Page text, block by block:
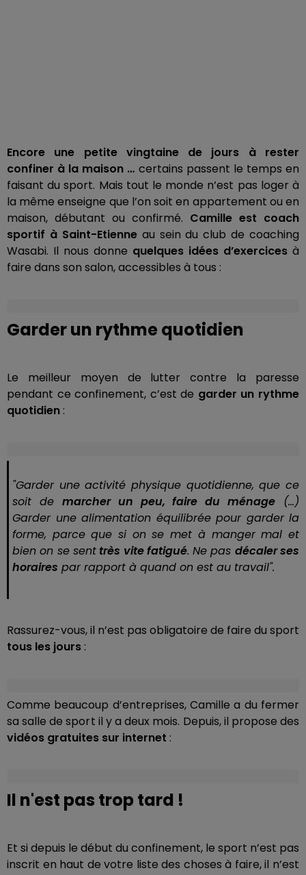
Encore une petite vingtaine de jours à rester
confiner à la maison … certains passent le temps en
faisant du sport. Mais tout le monde n’est pas loger à
la même enseigne que l’on soit en appartement ou en
maison, débutant ou confirmé. Camille est coach
sportif à Saint-Etienneau sein du club de coaching
Wasabi. Il nous donne quelques idées d’exercices à
faire dans son salon, accessibles à tous :
Garder un rythme quotidien
Le meilleur moyen de lutter contre la paresse
pendant ce confinement, c’est de garder un rythme
quotidien :
"Garder une activité physique quotidienne, que ce
soit de marcher un peu, faire du ménage (…)
Garder une alimentation équilibrée pour garder la
forme, parce que si on se met à manger mal et
bien on se senttrès vite fatigué. Ne pas décaler ses
horaires par rapport à quand on est au travail".
Rassurez-vous, il n’est pas obligatoire de faire du sport
tous les jours :
Comme beaucoup d’entreprises, Camille a du fermer
sa salle de sport il y a deux mois. Depuis, il propose des
vidéos gratuites sur internet :
Il n'est pas trop tard !
Et si depuis le début du confinement, le sport n’est pas
inscrit en haut de votre liste des choses à faire, il n’est